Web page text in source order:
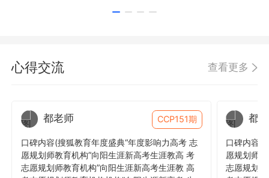
心得交流 查看更多
CCP151期
都老师
口碑内容(搜狐教育年度盛典“年度影响力高考 志
愿规划师教育机构”向阳生涯新高考生涯教高 考
志愿规划师教育机构”向阳生涯新高考生涯教 高
都
口碑内容(
愿规划师
志愿规划